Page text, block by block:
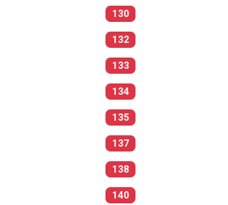
130
132
133
134
135
137
138
140